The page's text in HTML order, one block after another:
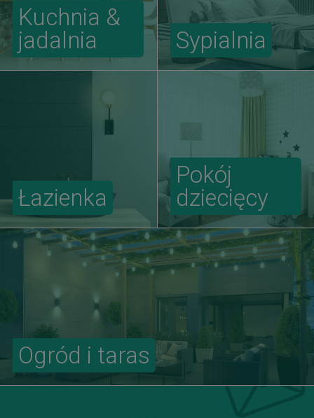
Kuchnia &
jadalnia
Sypialnia
Ogród i taras
Łazienka
Pokój
dziecięcy